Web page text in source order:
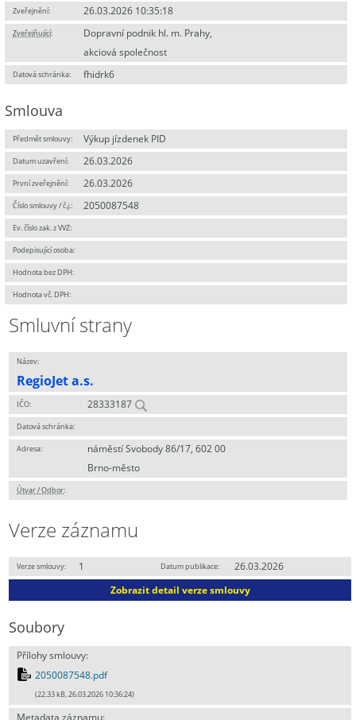
Zveřejnění: 26.03.2026 10:35:18
Zveřejňující:
Dopravní podnik hl. m. Prahy,
akciová společnost
Datová schránka: fhidrk6
Smlouva
Předmět smlouvy: Výkup jízdenek PID
Datum uzavření: 26.03.2026
První zveřejnění: 26.03.2026
Číslo smlouvy / č.j.: 2050087548
Ev. číslo zak. z VVZ:
Podepisující osoba:
Hodnota bez DPH:
Hodnota vč. DPH:
Smluvní strany
Název:
RegioJet a.s.
IČO: 28333187
Datová schránka:
Adresa:
náměstí Svobody 86/17, 602 00
Brno-město
Útvar / Odbor:
Verze záznamu
Verze smlouvy: 1 Datum publikace:
26.03.2026
Zobrazit detail verze smlouvy
Soubory
Přílohy smlouvy:
2050087548.pdf
(22.33 kB, 26.03.2026 10:36:24)
Metadata záznamu: